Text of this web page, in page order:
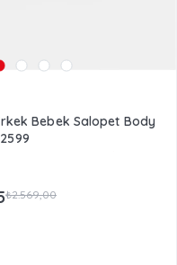
Bebek Salopet Body
₺2.569,00